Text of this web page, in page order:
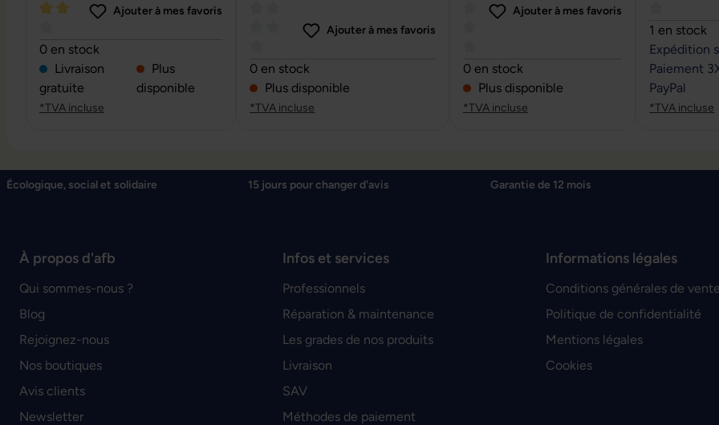
Note moyenne de 4 sur 5 étoiles
Ajouter à mes favoris
0 en stock
Livraison
gratuite
Plus
disponible
*TVA incluse
Note moyenne de 0 sur 5 étoiles
Ajouter à mes favoris
0 en stock
Plus disponible
*TVA incluse
Note moyenne de 0 sur 5 étoiles
Ajouter à mes favoris
0 en stock
Plus disponible
*TVA incluse
Note
1 en stock
Expédition
Paiement
PayPal
*TVA incluse
Écologique, social et solidaire 15 jours pour changer d'avis Garantie de 12 mois
À propos d'afb
Qui sommes-nous ?
Blog
Rejoignez-nous
Nos boutiques
Avis clients
Newsletter
Infos et services
Professionnels
Réparation & maintenance
Les grades de nos produits
Livraison
SAV
Méthodes de paiement
Informations légales
Conditions générales de
Politique de confidentialité
Mentions légales
Cookies